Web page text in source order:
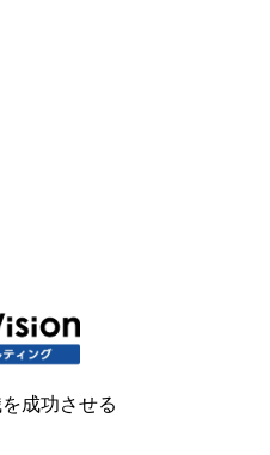
成功させる